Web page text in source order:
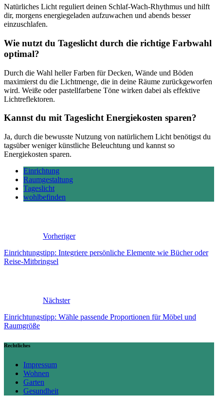
Natürliches Licht reguliert deinen Schlaf-Wach-Rhythmus und hilft
dir, morgens energiegeladen aufzuwachen und abends besser
einzuschlafen.
Wie nutzt du Tageslicht durch die richtige Farbwahl
optimal?
Durch die Wahl heller Farben für Decken, Wände und Böden
maximierst du die Lichtmenge, die in deine Räume zurückgeworfen
wird. Weiße oder pastellfarbene Töne wirken dabei als effektive
Lichtreflektoren.
Kannst du mit Tageslicht Energiekosten sparen?
Ja, durch die bewusste Nutzung von natürlichem Licht benötigst du
tagsüber weniger künstliche Beleuchtung und kannst so
Energiekosten sparen.
Einrichtung
Raumgestaltung
Tageslicht
wohlbefinden
Vorheriger
Einrichtungstipp: Integriere persönliche Elemente wie Bücher oder
Reise-Mitbringsel
Nächster
Einrichtungstipp: Wähle passende Proportionen für Möbel und
Raumgröße
Rechtliches
Impressum
Wohnen
Garten
Gesundheit